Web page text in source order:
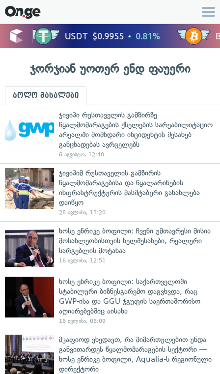
ჯორჯიან უოთერ ენდ ფაუერი
ბოლო მასალები
ჯივიპი რუსთაველის გამზირზე
წყალმომარაგების ქსელების სარეაბილიტაციო
არეალში მომხდარი ინციდენტის შესახებ
განცხადებას ავრცელებს
6 აგვისტო, 12:40
ჯივიპიმ რუსთაველის გამზირის
წყალმომარაგებისა და წყალარინების
ინფრასტრუქტურის მასშტაბური განახლება
დაიწყო
28 ივლისი, 13:20
ხოსე ენრიკე ბოფილი: ჩვენი უმთავრესი მისია
მოსახლეობისთვის ხელშესახები, რეალური
სარგებლის მოტანაა
16 ივლისი, 12:51
ხოსე ენრიკე ბოფილი: საქართველოში
სტაბილური ბიზნესგარემო დაგვხვდა, რაც
GWP-ისა და GGU ჯგუფის საერთაშორისო
აღიარებებშიც აისახა
16 ივლისი, 06:09
მკაფიოდ ვხედავთ, რა მიმართულებით უნდა
განვითარდეს წყალმომარაგების სექტორი —
ხოსე ენრიკე ბოფილი, Aqualia-ს რეგიონული
დირექტორი